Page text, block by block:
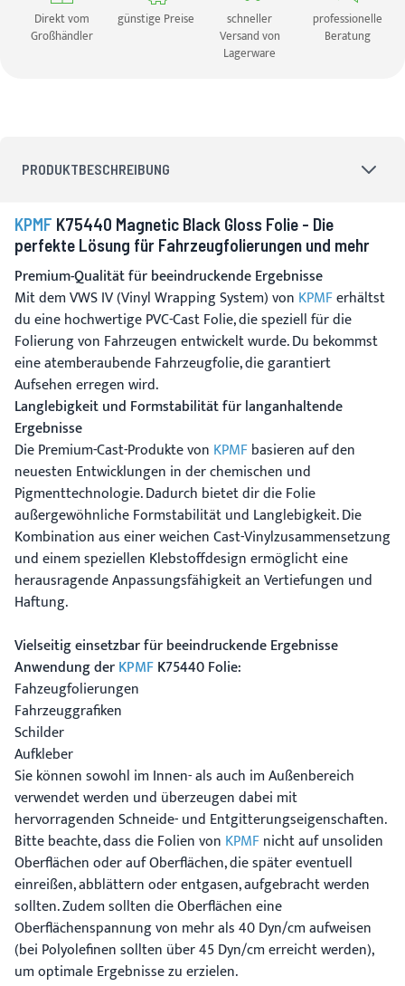
Direkt vom
Großhändler
günstige Preise
schneller
Versand von
Lagerware
professionelle
Beratung
PRODUKTBESCHREIBUNG
KPMF K75440 Magnetic Black Gloss Folie - Die
perfekte Lösung für Fahrzeugfolierungen und mehr
Premium-Qualität für beeindruckende Ergebnisse
Mit dem VWS IV (Vinyl Wrapping System) von KPMFerhältst
du eine hochwertige PVC-Cast Folie, die speziell für die
Folierung von Fahrzeugen entwickelt wurde. Du bekommst
eine atemberaubende Fahrzeugfolie, die garantiert
Aufsehen erregen wird.
Langlebigkeit und Formstabilität für langanhaltende
Ergebnisse
Die Premium-Cast-Produkte von KPMFbasieren auf den
neuesten Entwicklungen in der chemischen und
Pigmenttechnologie. Dadurch bietet dir die Folie
außergewöhnliche Formstabilität und Langlebigkeit. Die
Kombination aus einer weichen Cast-Vinylzusammensetzung
und einem speziellen Klebstoffdesign ermöglicht eine
herausragende Anpassungsfähigkeit an Vertiefungen und
Haftung.
Vielseitig einsetzbar für beeindruckende Ergebnisse
Anwendung derKPMFK75440 Folie:
Fahzeugfolierungen
Fahrzeuggrafiken
Schilder
Aufkleber
Sie können sowohl im Innen- als auch im Außenbereich
verwendet werden und überzeugen dabei mit
hervorragenden Schneide- und Entgitterungseigenschaften.
Bitte beachte, dass die Folien von KPMFnicht auf unsoliden
Oberflächen oder auf Oberflächen, die später eventuell
einreißen, abblättern oder entgasen, aufgebracht werden
sollten. Zudem sollten die Oberflächen eine
Oberflächenspannung von mehr als 40 Dyn/cm aufweisen
(bei Polyolefinen sollten über 45 Dyn/cm erreicht werden),
um optimale Ergebnisse zu erzielen.